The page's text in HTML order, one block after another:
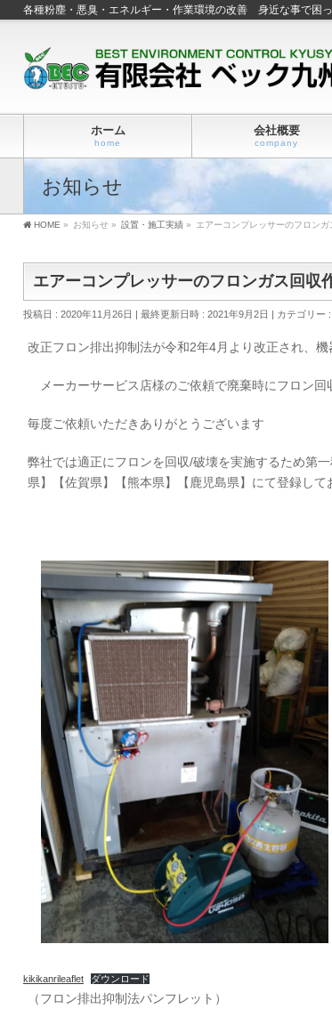
各種粉塵・悪臭・エネルギー・作業環境の改善 身近な事で困
ホーム
home
会社概要
company
お知らせ
HOME » お知らせ » 設置・施工実績 » エアーコンプレッサーのフロン
エアーコンプレッサーのフロンガス回収
投稿日 : 2020年11月26日 最終更新日時 : 2021年9月2日 カテゴリー :
改正フロン排出抑制法が令和2年4月より改正され、
メーカーサービス店様のご依頼で廃棄時にフロン回
毎度ご依頼いただきありがとうございます
弊社では適正にフロンを回収/破壊を実施するため第
県】【佐賀県】【熊本県】【鹿児島県】にて登録して
kikikanrileaflet ダウンロード
（フロン排出抑制法パンフレット）